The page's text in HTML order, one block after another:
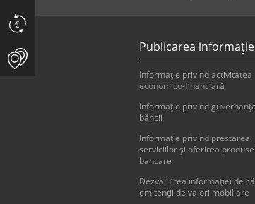
Publicarea
Informaţie privind activitatea
economico-financiară
Informaţie privind guvernanţa
băncii
Informaţie privind prestarea
serviciilor şi oferirea
bancare
Dezvăluirea informaţiei de
emitenţii de valori mobiliare